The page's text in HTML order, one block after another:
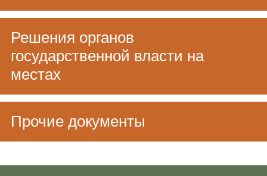
Решения органов
государственной власти на
местах
Прочие документы